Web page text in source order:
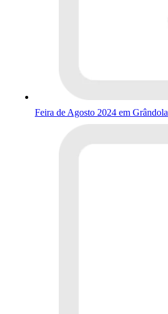
Feira de Agosto 2024 em Grândola